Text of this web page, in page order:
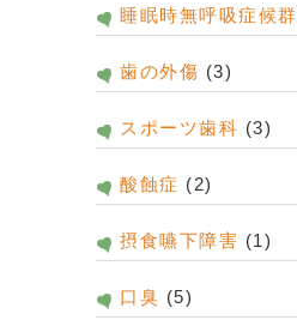
睡眠時無呼吸症候群
歯の外傷 (3)
スポーツ歯科 (3)
酸蝕症 (2)
摂食嚥下障害 (1)
口臭 (5)